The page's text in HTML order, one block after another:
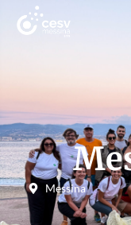
Messina